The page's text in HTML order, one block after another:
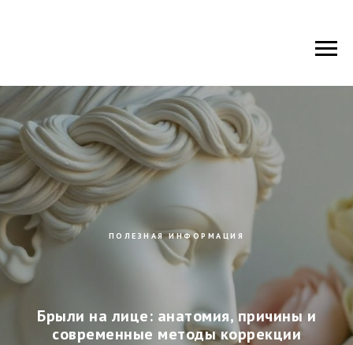
ПОЛЕЗНАЯ ИНФОРМАЦИЯ
Брыли на лице: анатомия, причины и
современные методы коррекции